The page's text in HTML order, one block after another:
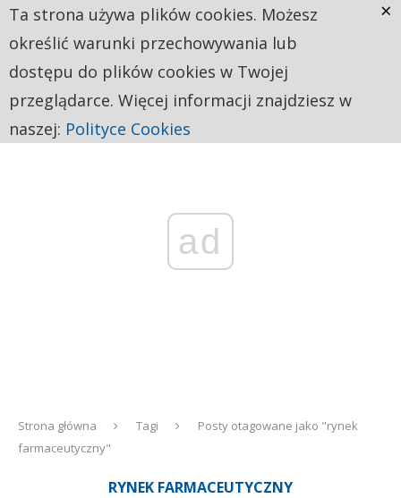
ad
Strona główna Tagi
Posty otagowane jako "rynek
farmaceutyczny"
RYNEK FARMACEUTYCZNY
Ta strona używa plików cookies. Możesz
określić warunki przechowywania lub
dostępu do plików cookies w Twojej
przeglądarce. Więcej informacji znajdziesz w
naszej: Polityce Cookies
×